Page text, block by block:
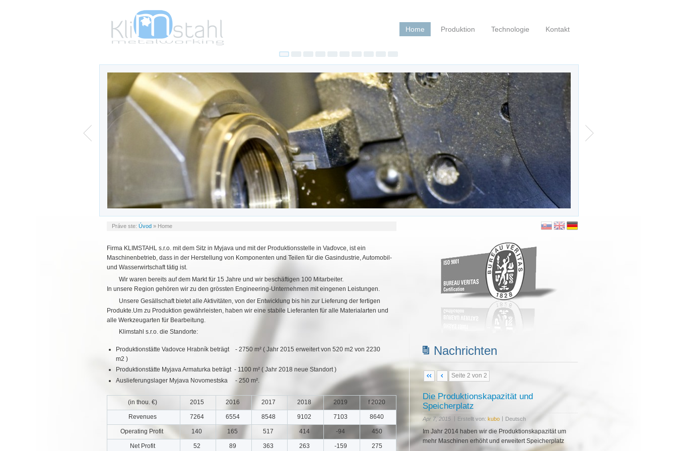
Home Produktion Technologie Kontakt
Práve ste: Úvod » Home
Firma KLIMSTAHL s.r.o. mit dem Sitz in Myjava und mit der Produktionsstelle in Vaďovce, ist ein
Maschinenbetrieb, dass in der Herstellung von Komponenten und Teilen für die Gasindustrie, Automobil-
und Wasserwirtschaft tätig ist.
Wir waren bereits auf dem Markt für 15 Jahre und wir beschäftigen 100 Mitarbeiter.
In unsere Region gehören wir zu den grössten Engineering-Unternehmen mit eingenen Leistungen.
Unsere Gesällschaft bietet alle Aktivitäten, von der Entwicklung bis hin zur Lieferung der fertigen
Produkte.Um zu Produktion gewährleisten, haben wir eine stabile Lieferanten für alle Materialarten und
alle Werkzeugarten für Bearbeitung.
Klimstahl s.r.o. die Standorte:
Produktionstätte Vadovce Hrabník beträgt - 2750 m² ( Jahr 2015 erweitert von 520 m2 von 2230
m2 )
Produktionstätte Myjava Armaturka beträgt - 1100 m² ( Jahr 2018 neue Standort )
Auslieferungslager Myjava Novomestska - 250 m².
(in thou. €) 2015 2016 2017 2018 2019 f 2020
Revenues 7264 6554 8548 9102 7103 8640
Operating Profit 140 165 517 414 -94 450
Net Profit 52 89 363 263 -159 275
Nachrichten
Seite 2 von 2
Die Produktionskapazität und
Speicherplatz
Apr 7, 2015 | Erstellt von:kubo | Deutsch
Im Jahr 2014 haben wir die Produktionskapazität um
mehr Maschinen erhöht und erweitert Speicherplatz
Lesen Sie mehr...